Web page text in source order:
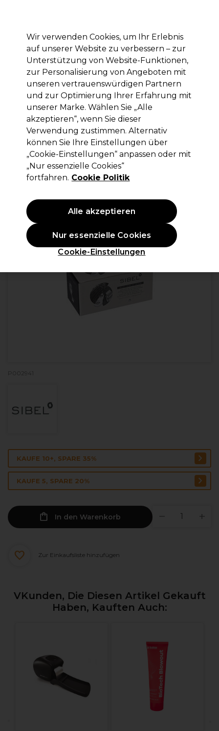
Anmelden
Marken Deals Haare Elektrogeräte Saloneinrichtung
Lieferung und Lieferzeiten
– mehr erfahren
Sibel Alu-Folie 12? Rolle 12cmx100m
(1)
9,45 €ohne MwSt.(PROFI-PREIS)
11,25 €inkl. MwSt.)
P002941
KAUFE 10+, SPARE 35%
KAUFE 5, SPARE 20%
In den Warenkorb
Zur Einkaufsliste hinzufügen
VKunden, Die Diesen Artikel Gekauft
Haben, Kauften Auch:
Wir verwenden Cookies, um Ihr Erlebnis
auf unserer Website zu verbessern – zur
Unterstützung von Website-Funktionen,
zur Personalisierung von Angeboten mit
unseren vertrauenswürdigen Partnern
und zur Optimierung Ihrer Erfahrung mit
unserer Marke. Wählen Sie „Alle
akzeptieren“, wenn Sie dieser
Verwendung zustimmen. Alternativ
können Sie Ihre Einstellungen über
„Cookie-Einstellungen“ anpassen oder mit
„Nur essenzielle Cookies“
fortfahren. Cookie Politik
Cookie-Einstellungen
Nur essenzielle Cookies
Alle akzeptieren